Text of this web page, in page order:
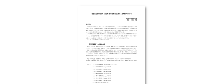
うである。そこで，ｙ＝loga（x－ｐ）型，
ｙ＝loga（x－ｐ）＋ｑ型のグラフを扱って
おくと，対数を含む方程式・不等式の意味
が視覚的に捉えられて，式による解法の理
解の意味付けができるのではないかと思